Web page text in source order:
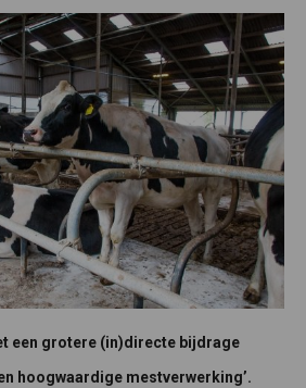
een grotere (in)directe bijdrage
hoogwaardige mestverwerking’.